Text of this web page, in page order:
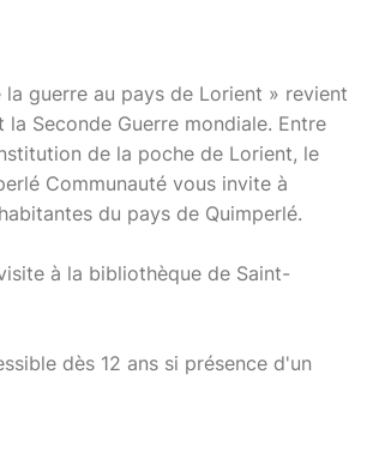
guerre au pays de Lorient » revient
Seconde Guerre mondiale. Entre
de la poche de Lorient, le
Communauté vous invite à
du pays de Quimperlé.
à la bibliothèque de Saint-
dès 12 ans si présence d'un